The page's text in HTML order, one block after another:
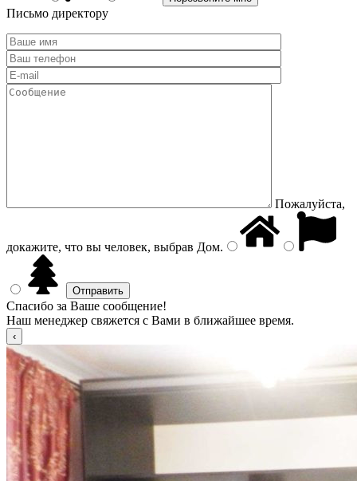
Письмо директору
Пожалуйста,
докажите, что вы человек, выбрав Дом.
Спасибо за Ваше сообщение!
Наш менеджер свяжется с Вами в ближайшее время.